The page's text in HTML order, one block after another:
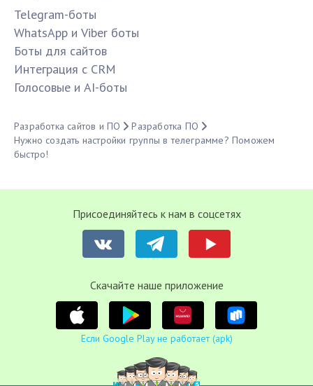
Telegram-боты
WhatsApp и Viber боты
Боты для сайтов
Интеграция с CRM
Голосовые и AI-боты
Разработка сайтов и ПО
Разработка ПО
Нужно создать настройки группы в телеграмме? Поможем
быстро!
Присоединяйтесь к нам в соцсетях
Cкачайте наше приложение
Если Google Play не работает (apk)